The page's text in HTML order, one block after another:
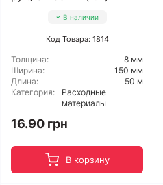
В наличии
Код Товара: 1814
Толщина:
8 мм
Ширина:
150 мм
Длина:
50 м
Категория:
Расходные
материалы
16.90 грн
В корзину